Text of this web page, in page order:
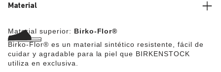
Material
Material superior: Birko-Flor®
Birko-Flor® es un material sintético resistente, fácil de
cuidar y agradable para la piel que BIRKENSTOCK
utiliza en exclusiva.